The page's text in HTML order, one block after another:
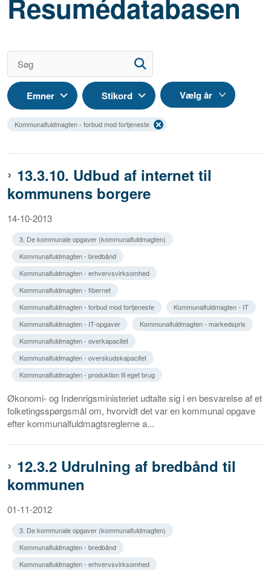
Resumédatabasen
Emner Stikord
Kommunalfuldmagten - forbud mod fortjeneste
13.3.10. Udbud af internet til
kommunens borgere
14-10-2013
3. De kommunale opgaver (kommunalfuldmagten)
Kommunalfuldmagten - bredbånd
Kommunalfuldmagten - erhvervsvirksomhed
Kommunalfuldmagten - fibernet
Kommunalfuldmagten - forbud mod fortjeneste
Kommunalfuldmagten - IT
Kommunalfuldmagten - IT-opgaver
Kommunalfuldmagten - markedspris
Kommunalfuldmagten - overkapacitet
Kommunalfuldmagten - overskudskapacitet
Kommunalfuldmagten - produktion til eget brug
Økonomi- og Indenrigsministeriet udtalte sig i en besvarelse af et
folketingsspørgsmål om, hvorvidt det var en kommunal opgave
efter kommunalfuldmagtsreglerne a...
12.3.2 Udrulning af bredbånd til
kommunen
01-11-2012
3. De kommunale opgaver (kommunalfuldmagten)
Kommunalfuldmagten - bredbånd
Kommunalfuldmagten - erhvervsvirksomhed